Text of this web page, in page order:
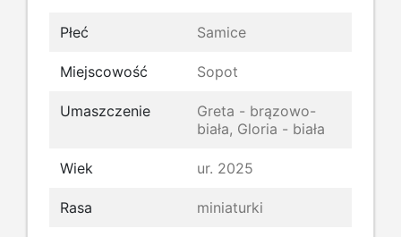
Płeć Samice
Miejscowość Sopot
Umaszczenie
Greta - brązowo-
biała, Gloria - biała
Wiek ur. 2025
Rasa miniaturki